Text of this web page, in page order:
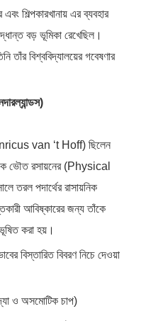
শিল্পকারখানায় এর ব্যবহার
বড় ভূমিকা রেখেছিল।
তাঁর বিশ্ববিদ্যালয়ের গবেষণার
van ‘t Hoff) ছিলেন
ভৌত রসায়নের (Physical
তরল পদার্থের রাসায়নিক
আবিষ্কারের জন্য তাঁকে
করা হয়।
বিস্তারিত বিবরণ নিচে দেওয়া
ও অসমোটিক চাপ)